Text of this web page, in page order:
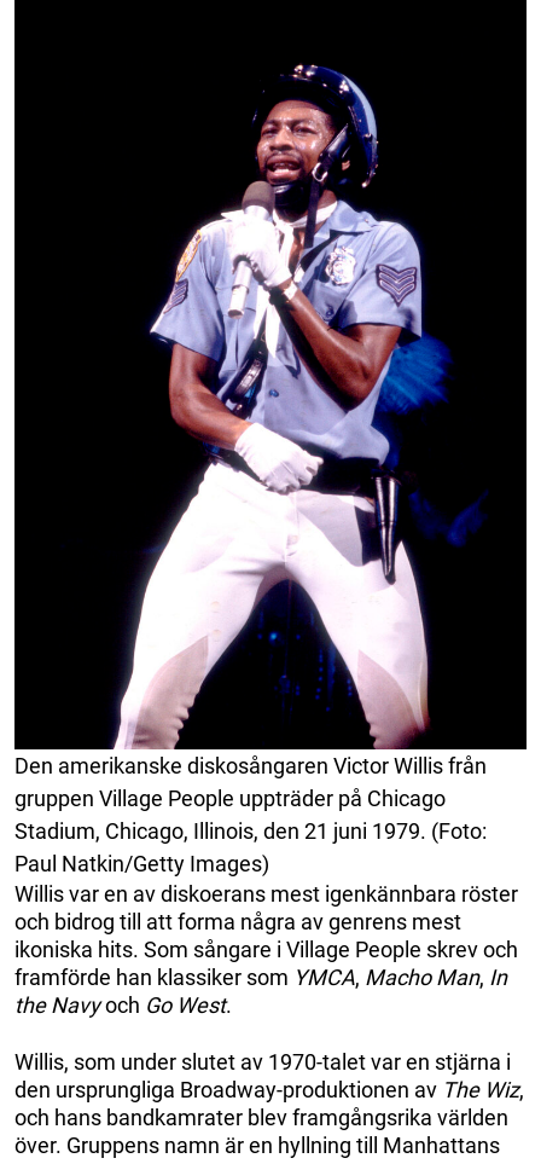
Den amerikanske diskosångaren Victor Willis från
gruppen Village People uppträder på Chicago
Stadium, Chicago, Illinois, den 21 juni 1979. (Foto:
Paul Natkin/Getty Images)
Willis var en av diskoerans mest igenkännbara röster
och bidrog till att forma några av genrens mest
ikoniska hits. Som sångare i Village People skrev och
framförde han klassiker som YMCA, Macho Man, In
the Navyoch Go West.
Willis, som under slutet av 1970-talet var en stjärna i
den ursprungliga Broadway-produktionen av The Wiz,
och hans bandkamrater blev framgångsrika världen
över. Gruppens namn är en hyllning till Manhattans